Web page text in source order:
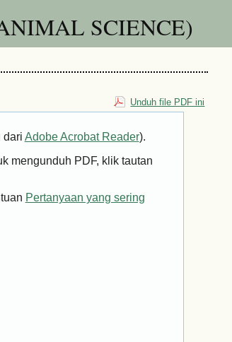
SCIENCE)
Unduh file PDF ini
dari Adobe Acrobat Reader).
mengunduh PDF, klik tautan
Pertanyaan yang sering